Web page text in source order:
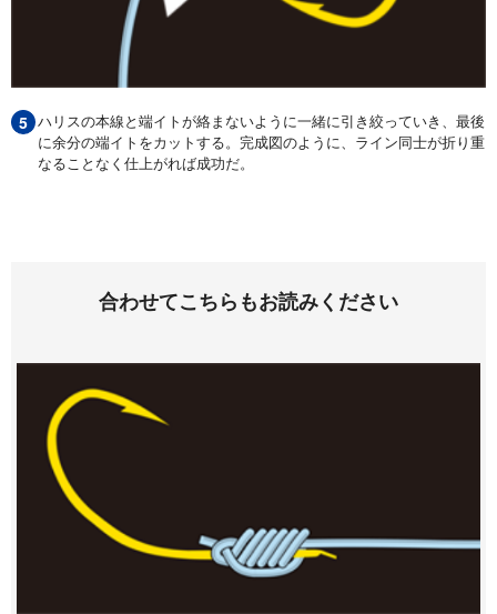
ハリスの本線と端イトが絡まないように一緒に引き絞っていき、最後
に余分の端イトをカットする。完成図のように、ライン同士が折り重
なることなく仕上がれば成功だ。
合わせてこちらもお読みください